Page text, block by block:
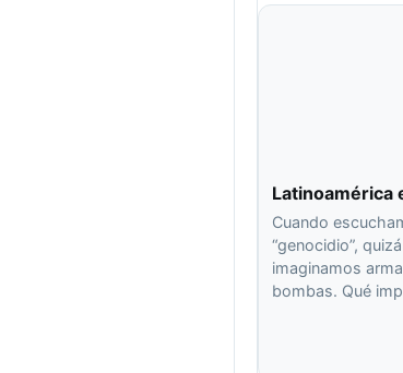
Latinoamérica
Cuando
“genocidio”,
imaginamos
bombas. Qué